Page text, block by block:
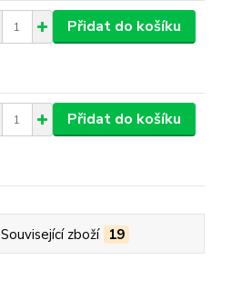
Přidat do košíku
Přidat do košíku
Související zboží 19